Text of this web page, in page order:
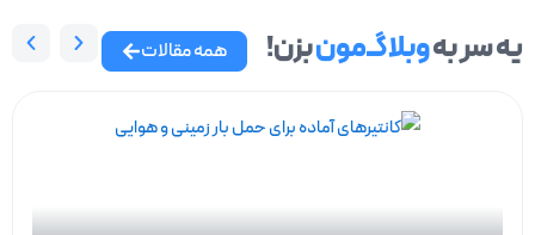
یه سر بهوبلاگــ‌مونبزن! همه مقالات